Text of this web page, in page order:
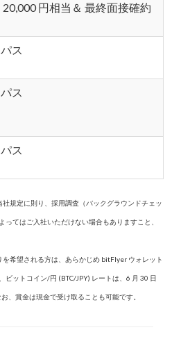
20,000 円相当＆ 最終面接確約
ス
ス
ス
社規定に則り、採用調査（バックグラウンドチェッ
ってはご入社いただけない場合もありますこと、
を希望される方は、あらかじめ bitFlyer ウォレット
ビットコイン/円 (BTC/JPY) レートは、6 月 30 日
、賞金は現金で受け取ることも可能です。